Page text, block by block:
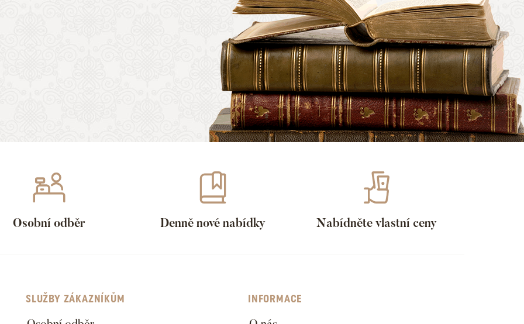
Osobní odběr Denně nové nabídky Nabídněte vlastní ceny
SLUŽBY ZÁKAZNÍKŮM INFORMACE